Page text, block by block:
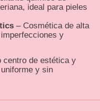
ideal para pieles
– Cosmética de alta
y
centro de estética y
y sin